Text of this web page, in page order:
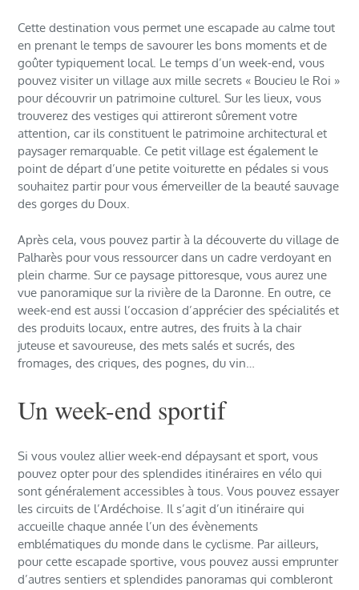
Cette destination vous permet une escapade au calme tout
en prenant le temps de savourer les bons moments et de
goûter typiquement local. Le temps d’un week-end, vous
pouvez visiter un village aux mille secrets « Boucieu le Roi »
pour découvrir un patrimoine culturel. Sur les lieux, vous
trouverez des vestiges qui attireront sûrement votre
attention, car ils constituent le patrimoine architectural et
paysager remarquable. Ce petit village est également le
point de départ d’une petite voiturette en pédales si vous
souhaitez partir pour vous émerveiller de la beauté sauvage
des gorges du Doux.
Après cela, vous pouvez partir à la découverte du village de
Palharès pour vous ressourcer dans un cadre verdoyant en
plein charme. Sur ce paysage pittoresque, vous aurez une
vue panoramique sur la rivière de la Daronne. En outre, ce
week-end est aussi l’occasion d’apprécier des spécialités et
des produits locaux, entre autres, des fruits à la chair
juteuse et savoureuse, des mets salés et sucrés, des
fromages, des criques, des pognes, du vin…
Un week-end sportif
Si vous voulez allier week-end dépaysant et sport, vous
pouvez opter pour des splendides itinéraires en vélo qui
sont généralement accessibles à tous. Vous pouvez essayer
les circuits de l’Ardéchoise. Il s’agit d’un itinéraire qui
accueille chaque année l’un des évènements
emblématiques du monde dans le cyclisme. Par ailleurs,
pour cette escapade sportive, vous pouvez aussi emprunter
d’autres sentiers et splendides panoramas qui combleront